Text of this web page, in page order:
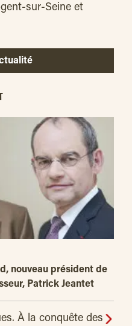
sur-Seine et
nouveau président de
Patrick Jeantet
À la conquête des